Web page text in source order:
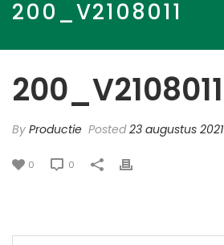
200_V2108011
200_V2108011
By Productie Posted23 augustus 2021
0 0